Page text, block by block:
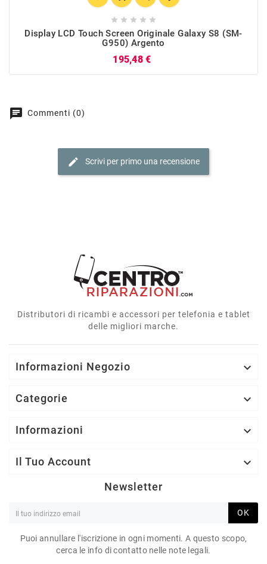
    
Display LCD Touch Screen Originale Galaxy S8 (SM-
G950) Argento
195,48 €
chat Commenti (0)
edit Scrivi per primo una recensione
Distributori di ricambi e accessori per telefonia e tablet
delle migliori marche.
Informazioni Negozio 
Categorie 
Informazioni 
Il Tuo Account 
Newsletter
OK
Puoi annullare l'iscrizione in ogni momenti. A questo scopo,
cerca le info di contatto nelle note legali.